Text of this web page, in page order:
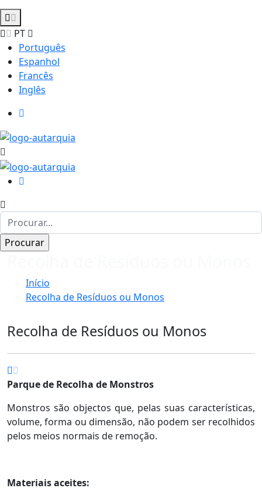
PT
Português
Espanhol
Francês
Inglês
Início
Recolha de Resíduos ou Monos
Recolha de Resíduos ou Monos
Parque de Recolha de Monstros
Monstros são objectos que, pelas suas características,
volume, forma ou dimensão, não podem ser recolhidos
pelos meios normais de remoção.
Materiais aceites: